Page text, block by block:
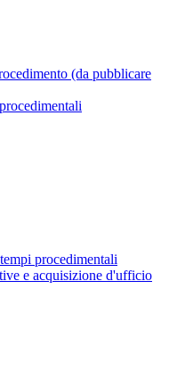
(da pubblicare
procedimentali
e acquisizione d'ufficio